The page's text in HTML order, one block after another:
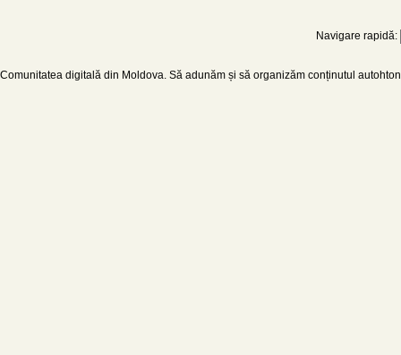
Navigare rapidă:
Comunitatea digitală din Moldova. Să adunăm și să organizăm conținutul